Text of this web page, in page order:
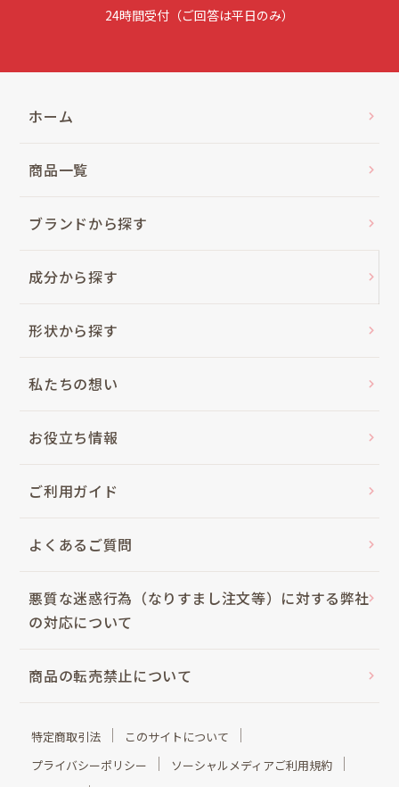
24時間受付（ご回答は平日のみ）
ホーム
商品一覧
ブランドから探す
成分から探す
形状から探す
私たちの想い
お役立ち情報
ご利用ガイド
よくあるご質問
悪質な迷惑行為（なりすまし注文等）に対する弊社
の対応について
商品の転売禁止について
特定商取引法
このサイトについて
プライバシーポリシー
ソーシャルメディアご利用規約